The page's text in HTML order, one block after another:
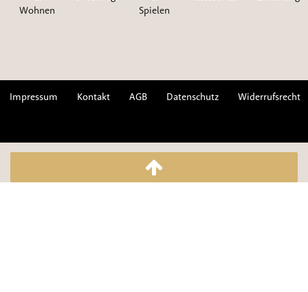
Wohnen
Spielen
Impressum Kontakt AGB Datenschutz Widerrufsrecht